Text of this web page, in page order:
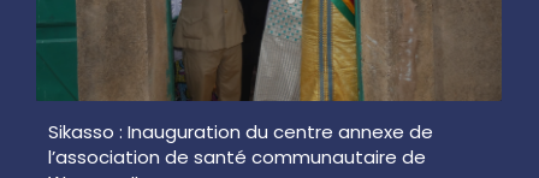
Sikasso : Inauguration du centre annexe de
l’association de santé communautaire de